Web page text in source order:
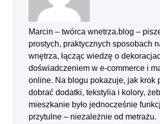
Marcin – twórca wnetrza.blog –
prostych, praktycznych sposobach
wnętrza, łącząc wiedzę o
doświadczeniem w e‑commerce i
online. Na blogu pokazuje, jak krok
dobrać dodatki, tekstylia i kolory,
mieszkanie było jednocześnie
przytulne – niezależnie od metrażu.